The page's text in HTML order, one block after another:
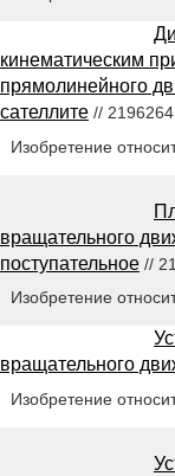
кинематическим
прямолинейного
сателлите // 2196264
Изобретение
вращательного
поступательное //
Изобретение
вращательного
Изобретение